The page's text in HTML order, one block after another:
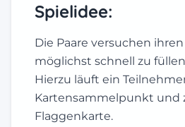
Spielidee:
Die Paare versuchen
möglichst schnell zu
Hierzu läuft ein
Kartensammelpunkt und
Flaggenkarte.